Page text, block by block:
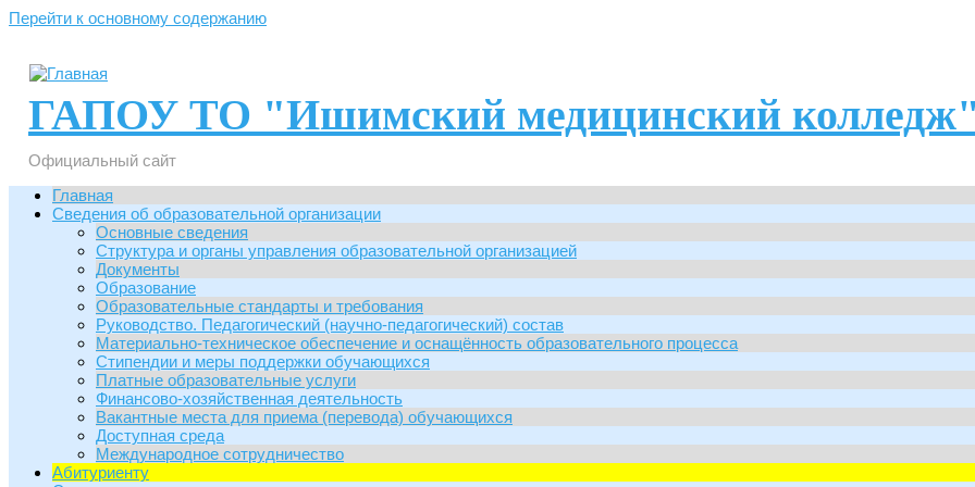
Перейти к основному содержанию
ГАПОУ ТО "Ишимский медицинский
Официальный сайт
Главная
Сведения об образовательной организации
Основные сведения
Структура и органы управления образовательной организацией
Документы
Образование
Образовательные стандарты и требования
Руководство. Педагогический (научно-педагогический) состав
Материально-техническое обеспечение и оснащённость образовательного процесса
Стипендии и меры поддержки обучающихся
Платные образовательные услуги
Финансово-хозяйственная деятельность
Вакантные места для приема (перевода) обучающихся
Доступная среда
Международное сотрудничество
Абитуриенту